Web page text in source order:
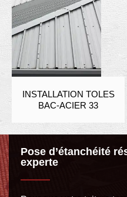
INSTALLATION TOLES
BAC-ACIER 33
Pose d’étanchéité
experte